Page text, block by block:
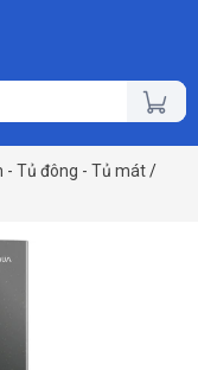
- Tủ đông - Tủ mát/